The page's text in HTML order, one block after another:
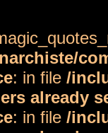
: in file /
already
: in file /